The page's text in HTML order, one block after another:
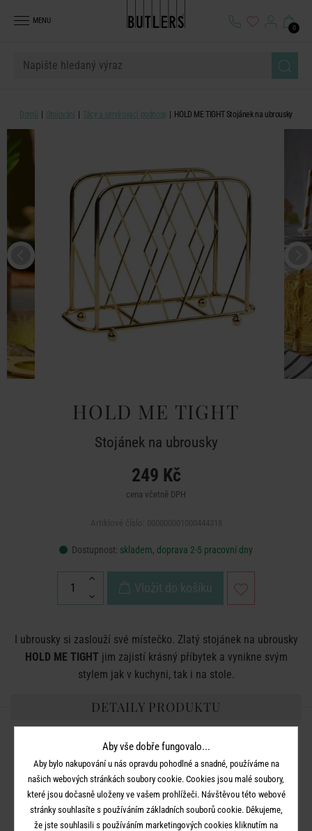
MENU
0
Domů Stolování Tácy a servírovací podnosy HOLD ME TIGHT Stojánek na ubrousky
HOLD ME TIGHT
Stojánek na ubrousky
249 Kč
cena včetně DPH
Dostupnost: skladem, doprava 2-5 pracovní dny
Vložit do košíku
I ubrousky si zaslouží své místečko. Zlatý stojánek na ubrousky
HOLD ME TIGHT jim zajistí krásný příbytek a vynikne svým
stylem jak v kuchyni, tak i na stole.
DETAILY PRODUKTU
Rozměry: 20 x Š 4,5 cm, V 15 cm
Materiál:železo
Barva:zlatá
Rozměry: D 20 x Š 4,5 x V 15 cm
Materiál:kov
Aby vše dobře fungovalo...
Aby bylo nakupování u nás opravdu pohodlné a snadné, používáme na
našich webových stránkách soubory cookie. Cookies jsou malé soubory,
které jsou dočasně uloženy ve vašem prohlížeči. Návštěvou této webové
stránky souhlasíte s používáním základních souborů cookie. Děkujeme,
že jste souhlasili s používáním marketingových cookies kliknutím na